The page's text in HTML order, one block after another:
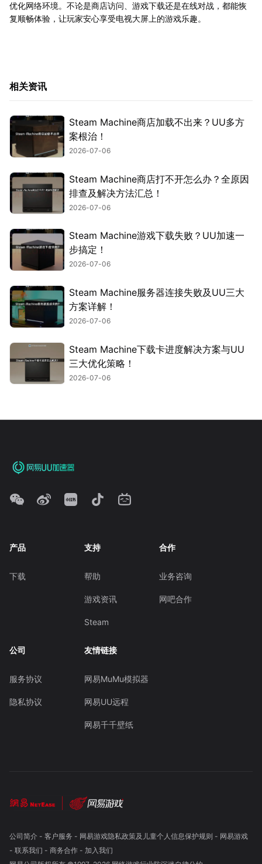
优化网络环境。不论是商店访问、游戏下载还是在线对战，都能恢
复顺畅体验，让玩家安心享受电视大屏上的游戏乐趣。
相关资讯
Steam Machine商店加载不出来？UU多方
案根治！
2026-07-06
Steam Machine商店打不开怎么办？全原因
排查及解决方法汇总！
2026-07-06
Steam Machine游戏下载失败？UU加速一
步搞定！
2026-07-06
Steam Machine服务器连接失败及UU三大
方案详解！
2026-07-06
Steam Machine下载卡进度解决方案与UU
三大优化策略！
2026-07-06
产品
下载
支持
帮助
游戏资讯
Steam
合作
业务咨询
网吧合作
公司
服务协议
隐私协议
友情链接
网易MuMu模拟器
网易UU远程
网易千千壁纸
公司简介- 客户服务 - 网易游戏隐私政策及儿童个人信息保护规则 - 网易游戏
- 联系我们 - 商务合作- 加入我们